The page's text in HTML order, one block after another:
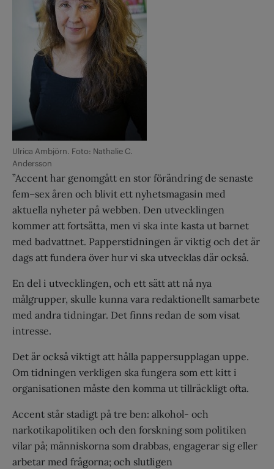
Ulrica Ambjörn. Foto: Nathalie C.
Andersson
”Accent har genomgått en stor förändring de senaste
fem–sex åren och blivit ett nyhetsmagasin med
aktuella nyheter på webben. Den utvecklingen
kommer att fortsätta, men vi ska inte kasta ut barnet
med badvattnet. Papperstidningen är viktig och det är
dags att fundera över hur vi ska utvecklas där också.
En del i utvecklingen, och ett sätt att nå nya
målgrupper, skulle kunna vara redaktionellt samarbete
med andra tidningar. Det finns redan de som visat
intresse.
Det är också viktigt att hålla pappersupplagan uppe.
Om tidningen verkligen ska fungera som ett kitt i
organisationen måste den komma ut tillräckligt ofta.
Accent står stadigt på tre ben: alkohol- och
narkotikapolitiken och den forskning som politiken
vilar på; människorna som drabbas, engagerar sig eller
arbetar med frågorna; och slutligen